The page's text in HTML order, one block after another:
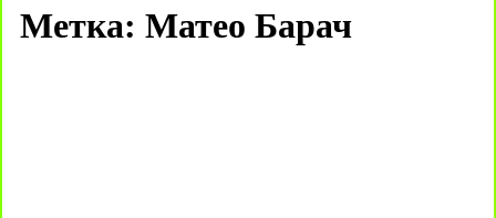
Метка: Матео Барач